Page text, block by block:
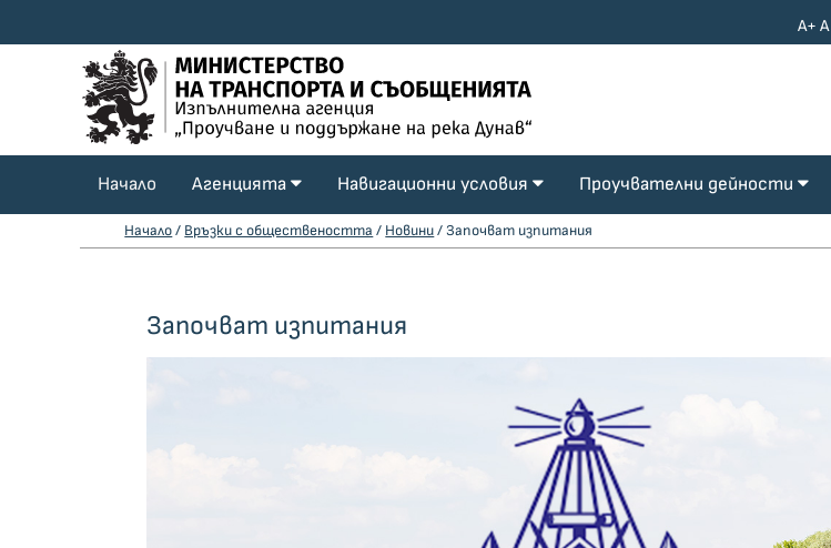
A+ A
Начало Агенцията Навигационни условия Проучвателни дейности
Начало/ Връзки с обществеността / Новини/ Започват изпитания
Започват изпитания